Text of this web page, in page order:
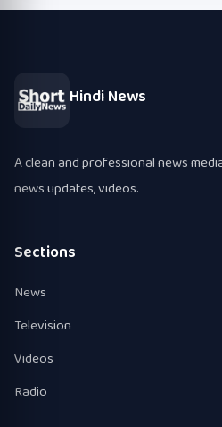
Hindi News
A clean and professional news
news updates, videos.
Sections
News
Television
Videos
Radio